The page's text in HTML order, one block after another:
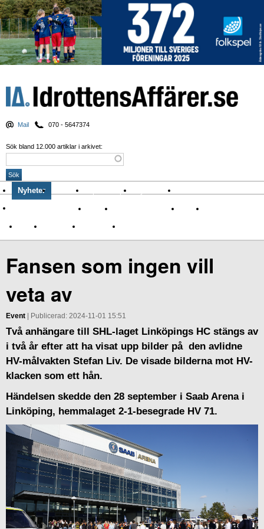
Mail 070 - 5647374
Sök bland 12.000 artiklar i arkivet:
Nyheter Krönikor Sport & spel Nyhetsbrev
Om Idrottens Affärer
Affärer I spåren av Corona Arena
Namn Sponsring TV-nyheter
Fansen som ingen vill
veta av
Event | Publicerad: 2024-11-01 15:51
Två anhängare till SHL-laget Linköpings HC stängs av
i två år efter att ha visat upp bilder på den avlidne
HV-målvakten Stefan Liv. De visade bilderna mot HV-
klacken som ett hån.
Händelsen skedde den 28 september i Saab Arena i
Linköping, hemmalaget 2-1-besegrade HV 71.